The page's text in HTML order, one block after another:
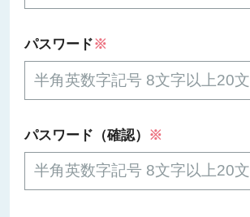
パスワード※
パスワード（確認） ※